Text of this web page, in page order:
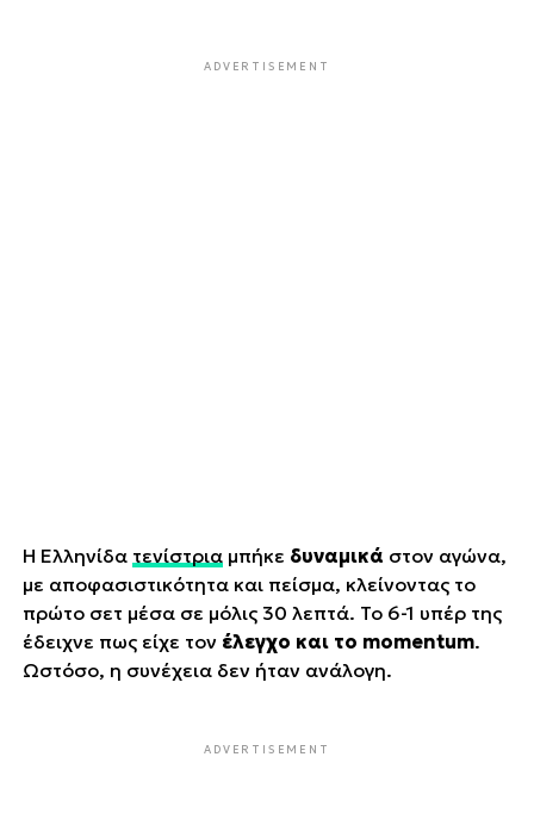
ADVERTISEMENT
Η Ελληνίδα τενίστριαμπήκε δυναμικά στον αγώνα,
με αποφασιστικότητα και πείσμα, κλείνοντας το
πρώτο σετ μέσα σε μόλις 30 λεπτά. Το 6-1 υπέρ της
έδειχνε πως είχε τον έλεγχο και το momentum.
Ωστόσο, η συνέχεια δεν ήταν ανάλογη.
ADVERTISEMENT